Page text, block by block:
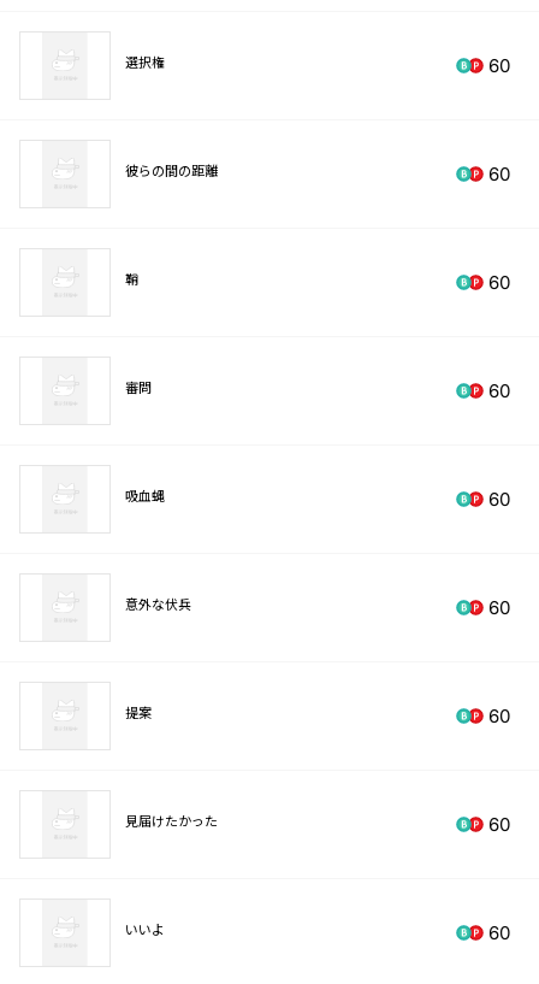
選択権 60
彼らの間の距離 60
鞘 60
審問 60
吸血蝿 60
意外な伏兵 60
提案 60
見届けたかった 60
いいよ 60